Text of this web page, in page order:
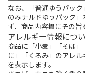
なお、「普通ゆうパッ
のみチルドゆうパック
ず、商品内容欄にその旨
アレルギー情報につ
商品に「小麦」「そば
に」「くるみ」のアレ
を表示します。